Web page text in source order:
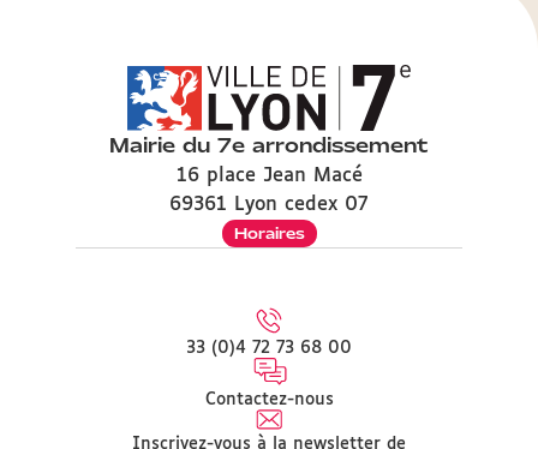
Mairie du 7e arrondissement
16 place Jean Macé
69361 Lyon cedex 07
Horaires
33 (0)4 72 73 68 00
Contactez-nous
Inscrivez-vous à la newsletter de